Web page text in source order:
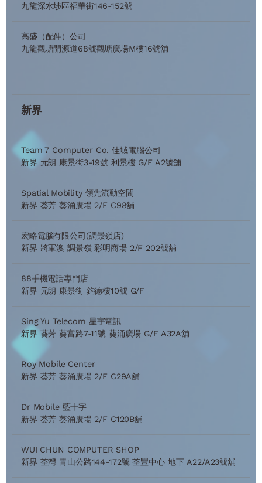
九龍深水埗區福華街146-152號
高盛（配件）公司
九龍觀塘開源道68號觀塘廣場M樓16號舖
新界
Team 7 Computer Co. 佳域電腦公司
新界 元朗 康景街3-19號 利景樓 G/F A2號舖
Spatial Mobility 領先流動空間
新界 葵芳 葵涌廣場 2/F C98舖
宏略電腦有限公司(調景嶺店)
新界 將軍澳 調景嶺 彩明商場 2/F 202號舖
88手機電話專門店
新界 元朗 康景街 鈞德樓10號 G/F
Sing Yu Telecom 星宇電訊
新界 葵芳 葵富路7-11號 葵涌廣場 G/F A32A舖
Roy Mobile Center
新界 葵芳 葵涌廣場 2/F C29A舖
Dr Mobile 藍十字
新界 葵芳 葵涌廣場 2/F C120B舖
WUI CHUN COMPUTER SHOP
新界 荃灣 青山公路144-172號 荃豐中心 地下 A22/A23號舖